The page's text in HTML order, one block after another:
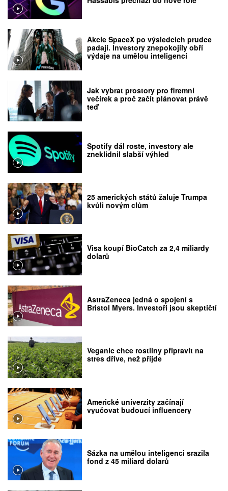
Akcie SpaceX po výsledcích prudce
padají. Investory znepokojily obří
výdaje na umělou inteligenci
Jak vybrat prostory pro firemní
večírek a proč začít plánovat právě
teď
Spotify dál roste, investory ale
zneklidnil slabší výhled
25 amerických států žaluje Trumpa
kvůli novým clům
Visa koupí BioCatch za 2,4 miliardy
dolarů
AstraZeneca jedná o spojení s
Bristol Myers. Investoři jsou skeptičtí
Veganic chce rostliny připravit na
stres dříve, než přijde
Americké univerzity začínají
vyučovat budoucí influencery
Sázka na umělou inteligenci srazila
fond z 45 miliard dolarů